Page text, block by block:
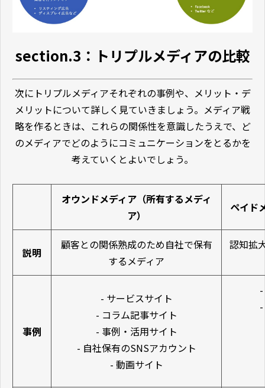
section.3：トリプルメディアの比較
次にトリプルメディアそれぞれの事例や、メリット・デ
メリットについて詳しく見ていきましょう。メディア戦
略を作るときは、これらの関係性を意識したうえで、ど
のメディアでどのようにコミュニケーションをとるかを
考えていくとよいでしょう。
オウンドメディア（所有するメディ
ア）
ペイド
説明
顧客との関係熟成のため自社で保有
するメディア
認知拡
事例
- サービスサイト
- コラム記事サイト
- 事例・活用サイト
- 自社保有のSNSアカウント
- 動画サイト